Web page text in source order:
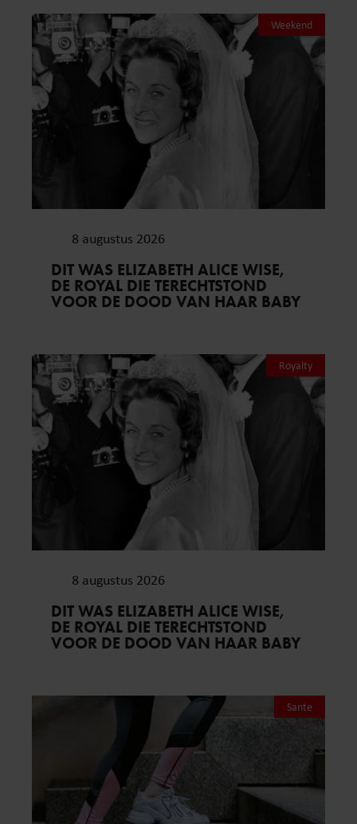
Weekend
8 augustus 2026
DIT WAS ELIZABETH ALICE WISE,
DE ROYAL DIE TERECHTSTOND
VOOR DE DOOD VAN HAAR BABY
Royalty
8 augustus 2026
DIT WAS ELIZABETH ALICE WISE,
DE ROYAL DIE TERECHTSTOND
VOOR DE DOOD VAN HAAR BABY
Sante